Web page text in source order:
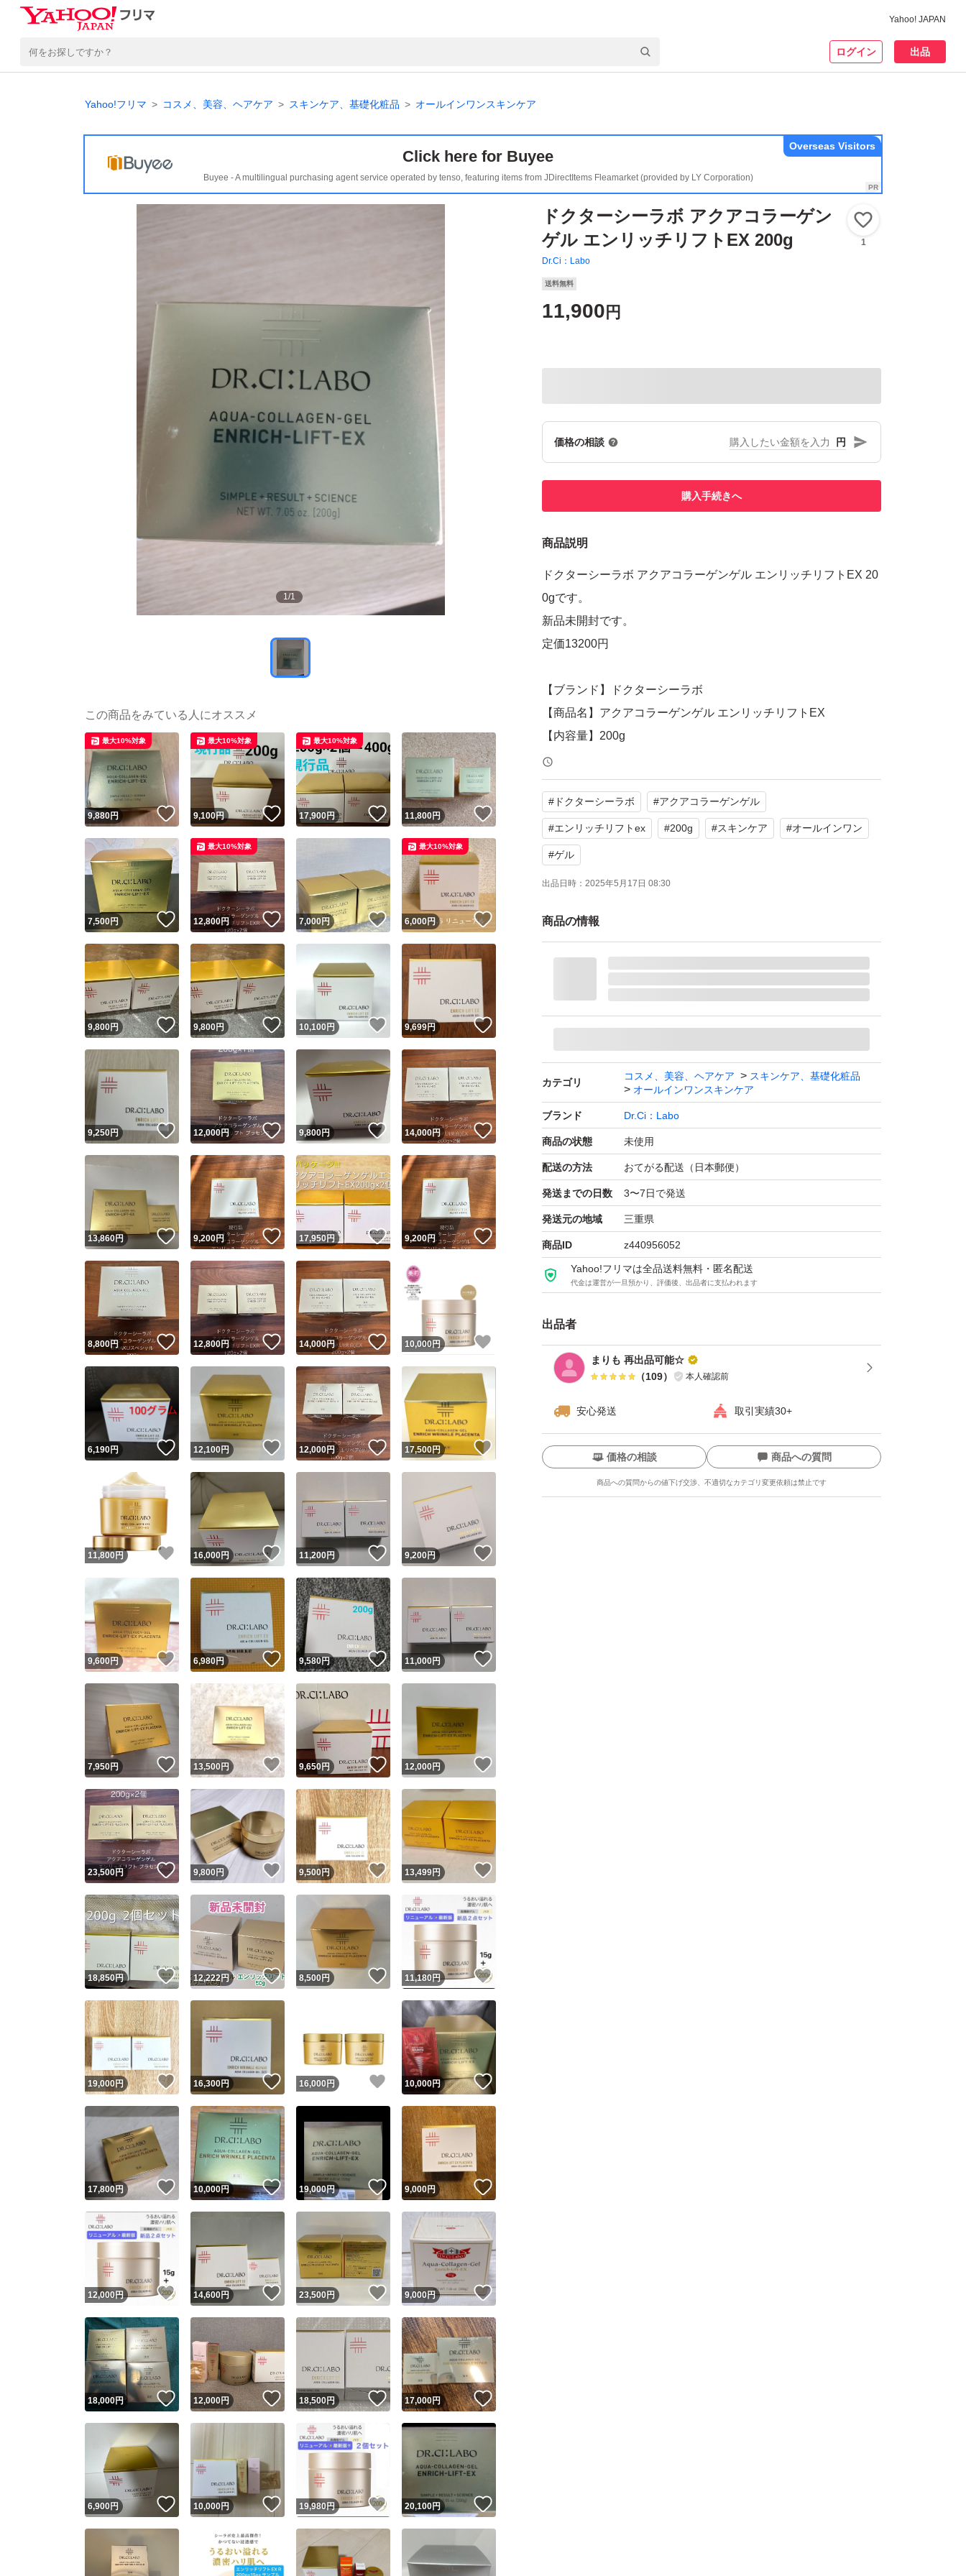
Yahoo! JAPAN
ログイン 出品
Yahoo!フリマ コスメ、美容、ヘアケア スキンケア、基礎化粧品 オールインワンスキンケア
Click here for Buyee
Buyee - A multilingual purchasing agent service operated by tenso, featuring items from JDirectItems Fleamarket (provided by LY Corporation)
Overseas Visitors
1/1
ドクターシーラボ アクアコラーゲン
ゲル エンリッチリフトEX 200g
Dr.Ci：Labo
1
送料無料
11,900 円
価格の相談 円
購入手続きへ
商品説明
ドクターシーラボ アクアコラーゲンゲル エンリッチリフトEX 20
0gです。
新品未開封です。
定価13200円
【ブランド】ドクターシーラボ
【商品名】アクアコラーゲンゲル エンリッチリフトEX
【内容量】200g
【状態】新品未開封
よろしくお願いいたします。
ドクターシーラボ アクアコラーゲンゲル エンリッチリフト EX 20
スキンケア特徴：保湿
セット数：1.0 セット
# ドクターシーラボ #アクアコラーゲンゲル
#エンリッチリフトex #200g #スキンケア #オールインワン
#ゲル
出品日時： 2025年5月17日 08:30
商品の情報
カテゴリ
コスメ、美容、ヘアケア
スキンケア、基礎化粧品
オールインワンスキンケア
ブランド Dr.Ci：Labo
商品の状態 未使用
配送の方法 おてがる配送（日本郵便）
発送までの日数 3〜7日で発送
発送元の地域 三重県
商品ID z440956052
Yahoo!フリマは全品送料無料・匿名配送
代金は運営が一旦預かり、評価後、出品者に支払われます
出品者
まりも 再出品可能☆
（109） 本人確認前
安心発送 取引実績30+
ユーザーの実績について
Yahoo!フリマが定めた一定の基準を満たしたユーザーにバッジを付与しています
安心取引出品者 Yahoo!フリマの基準をクリアした安心・安全なユーザーです
取引実績
取引実績◯+
他フリマ実績◯+ このユーザーは他フリマサービスでの取引実績があります
スピード&安心発送
※このバッジは実績に基づく表示であり、発送を保証しているものではありません
スピード＆安心発送
このユーザーは高頻度で24時間以内＆設定した発送日数内に発送してい
ます
スピード発送 このユーザーは高頻度で24時間以内に発送しています
安心発送 このユーザーは設定した発送日数内に発送しています
価格の相談 商品への質問
商品への質問からの値下げ交渉、不適切なカテゴリ変更依頼は禁止です
この商品の情報をコピーします
商品画像の 無断転載は禁止されています
コピーは1商品につき1回
出品ページへ
この商品をみている人にオススメ
9,880円 いいね！
最大10%対象
9,100円 いいね！
最大10%対象
17,900円 いいね！
最大10%対象
11,800円 いいね！
7,500円 いいね！
12,800円 いいね！
最大10%対象
7,000円 いいね！
6,000円
最大10%対象
9,800円 いいね！
9,800円 いいね！
10,100 円 いいね！
9,699円
9,250円 いいね！
12,000円 いいね！
9,800円 いいね！
14,000円 いいね！
13,860円 いいね！
9,200円 いいね！
17,950円 いいね！
9,200円 いいね！
8,800円 いいね！
12,800円 いいね！
14,000円 いいね！
10,000円
6,190円 いいね！
12,100円 いいね！
12,000円 いいね！
17,500円
11,800 円 いいね！
16,000円 いいね！
11,200円 いいね！
9,200円
9,600円 いいね！
6,980円 いいね！
9,580円 いいね！
11,000円
7,950円 いいね！
13,500円 いいね！
9,650円 いいね！
12,000円
23,500円 いいね！
9,800円 いいね！
9,500円 いいね！
13,499円
18,850円 いいね！
12,222円 いいね！
8,500円 いいね！
11,180円
19,000円 いいね！
16,300円 いいね！
16,000 円 いいね！
10,000円
17,800円 いいね！
10,000円 いいね！
19,000円 いいね！
9,000円
12,000円 いいね！
14,600円 いいね！
23,500円 いいね！
9,000円 いいね！
18,000円 いいね！
12,000円 いいね！
18,500円 いいね！
17,000円 いいね！
6,900円 いいね！
10,000円 いいね！
19,980円 いいね！
20,100円